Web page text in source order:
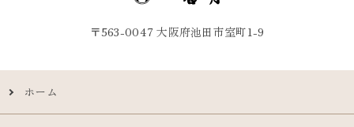
〒563-0047 大阪府池田市室町1-9
ホーム